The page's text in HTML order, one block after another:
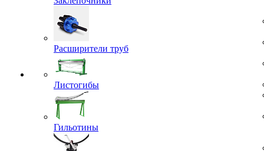
Расширители труб
Листогибы
Гильотины